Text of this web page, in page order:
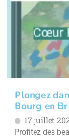
Plongez
Bourg en
17 juillet
Profitez des